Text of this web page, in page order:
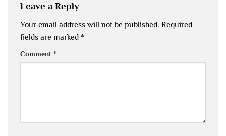
Leave a Reply
Your email address will not be published. Required
fields are marked *
Comment *